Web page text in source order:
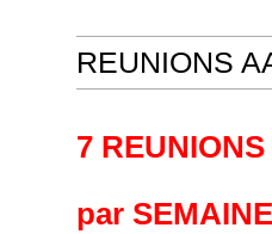
REUNIONS
7
par